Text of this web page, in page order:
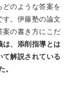
のような答案を
。伊藤塾の論文
案の書き方にこだ
は、添削指導とは
解説されている